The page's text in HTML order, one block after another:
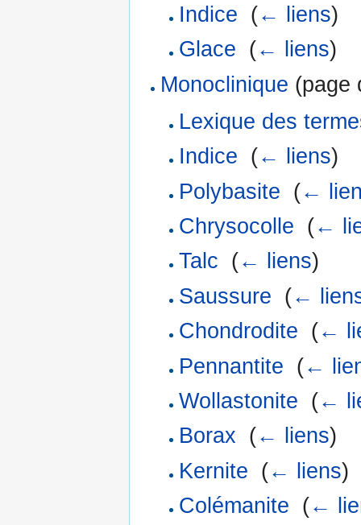
Indice (← liens)
Glace (← liens)
Monoclinique (page
Lexique des
Indice (← liens)
Polybasite (←
Chrysocolle (←
Talc (← liens)
Saussure (←
Chondrodite (←
Pennantite (←
Wollastonite (←
Borax (← liens)
Kernite (← liens)
Colémanite (←